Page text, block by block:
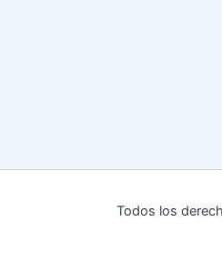
Todos los